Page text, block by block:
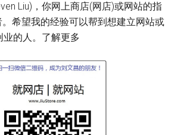
Liu)，你网上商店(网店)或网站的指
。希望我的经验可以帮到想建立网站或
的人。 了解更多